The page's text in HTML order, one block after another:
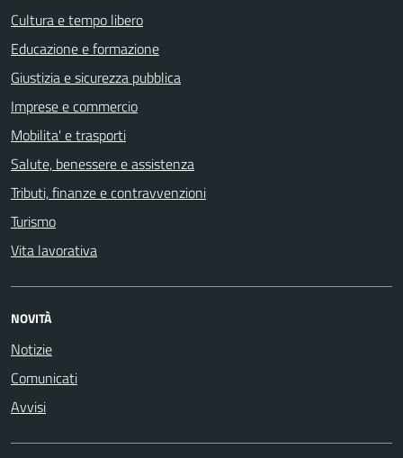
Cultura e tempo libero
Educazione e formazione
Giustizia e sicurezza pubblica
Imprese e commercio
Mobilita' e trasporti
Salute, benessere e assistenza
Tributi, finanze e contravvenzioni
Turismo
Vita lavorativa
NOVITÀ
Notizie
Comunicati
Avvisi